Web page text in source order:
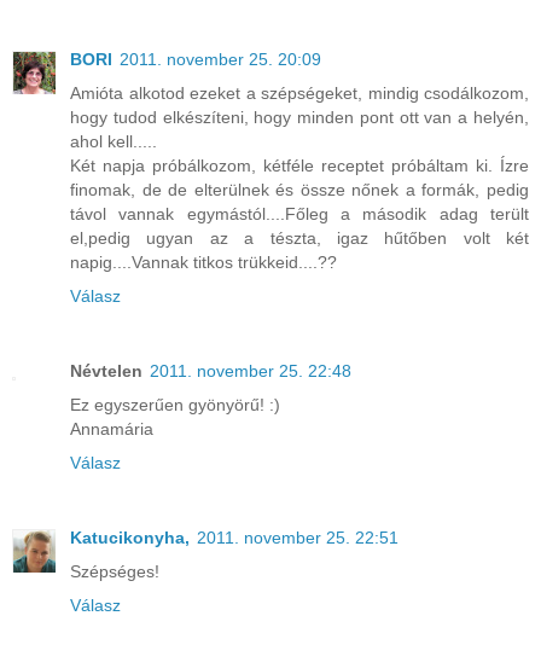
BORI 2011. november 25. 20:09
Amióta alkotod ezeket a szépségeket, mindig csodálkozom,
hogy tudod elkészíteni, hogy minden pont ott van a helyén,
ahol kell.....
Két napja próbálkozom, kétféle receptet próbáltam ki. Ízre
finomak, de de elterülnek és össze nőnek a formák, pedig
távol vannak egymástól....Főleg a második adag terült
el,pedig ugyan az a tészta, igaz hűtőben volt két
napig....Vannak titkos trükkeid....??
Válasz
Névtelen 2011. november 25. 22:48
Ez egyszerűen gyönyörű! :)
Annamária
Válasz
Katucikonyha, 2011. november 25. 22:51
Szépséges!
Válasz